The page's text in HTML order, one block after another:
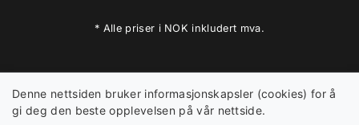
* Alle priser i NOK inkludert mva.
Denne nettsiden bruker informasjonskapsler (cookies) for å
gi deg den beste opplevelsen på vår nettside.